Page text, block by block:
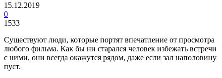
15.12.2019
0
1533
Существуют люди, которые портят впечатление от просмотра
любого фильма. Как бы ни старался человек избежать встречи
с ними, они всегда окажутся рядом, даже если зал наполовину
пуст.